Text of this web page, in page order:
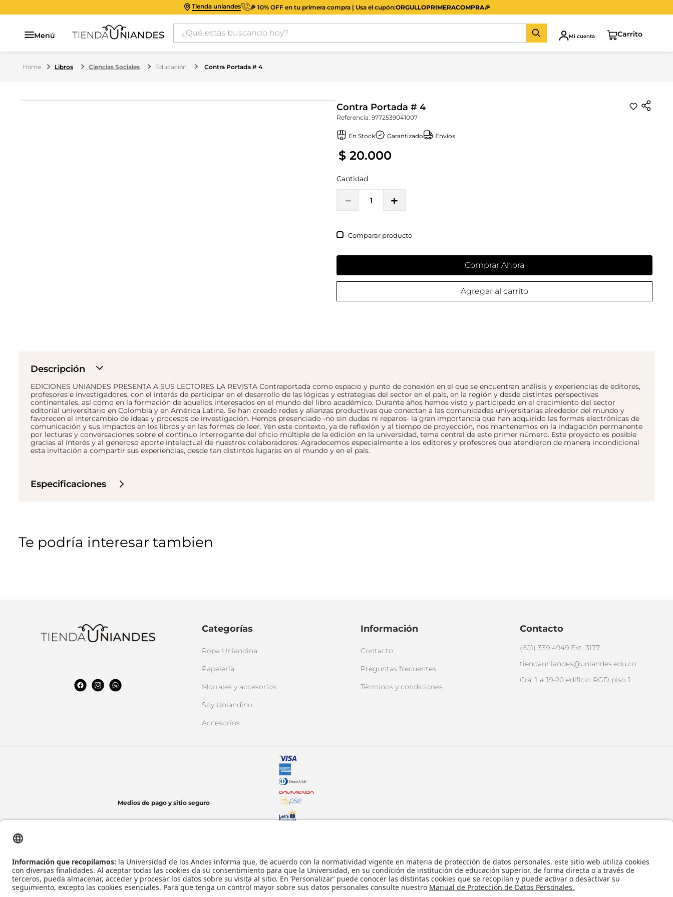
Tienda uniandes 🎉 10% OFF en tu primera compra | Usa el cupón:ORGULLOPRIMERACOMPRA🎉
Menú
¿Qué estás buscando hoy?
Mi cuenta
Libros Ciencias Sociales Educación Contra Portada # 4
Contra Portada # 4
Referencia: 9772539041007
En Stock Garantizado Envíos
$ 20.000
Cantidad
＋
－
Comparar
Comprar Ahora
Agregar al carrito
Descripción
EDICIONES UNIANDES PRESENTA A SUS LECTORES LA REVISTA Contraportada como espacio y punto de conexión en el que se encuentran análisis y experiencias de editores,
profesores e investigadores, con el interés de participar en el desarrollo de las lógicas y estrategias del sector en el país, en la región y desde distintas perspectivas
continentales, así como en la formación de aquellos interesados en el mundo del libro académico. Durante años hemos visto y participado en el crecimiento del sector
editorial universitario en Colombia y en América Latina. Se han creado redes y alianzas productivas que conectan a las comunidades universitarias alrededor del mundo y
favorecen el intercambio de ideas y procesos de investigación. Hemos presenciado -no sin dudas ni reparos- la gran importancia que han adquirido las formas electrónicas de
comunicación y sus impactos en los libros y en las formas de leer. Yen este contexto, ya de reflexión y al tiempo de proyección, nos mantenemos en la indagación permanente
por lecturas y conversaciones sobre el continuo interrogante del oficio múltiple de la edición en la universidad, tema central de este primer número. Este proyecto es posible
gracias al interés y al generoso aporte intelectual de nuestros colaboradores. Agradecemos especialmente a los editores y profesores que atendieron de manera incondicional
esta invitación a compartir sus experiencias, desde tan distintos lugares en el mundo y en el país.
Especificaciones
Te podría interesar tambien
Categorías
Ropa Uniandina
Papelería
Morrales y accesorios
Soy Uniandino
Accesorios
Información
Contacto
Preguntas frecuentes
Términos y condiciones
Contacto
(601) 339 4949 Ext. 3177
tiendauniandes@uniandes.edu.co
Cra. 1 # 19-20 edificio RGD piso 1
Medios de pago y sitio seguro
Universidad de los Andes | Vigilada Mineducación
Reconocimiento como Universidad: Decreto 1297 del 30 de mayo de 1964.
Reconocimiento personería jurídica: Resolución 28 del 23 de febrero de 1949 Minjusticia.
© - Derechos Reservados: La presente obra, y en general todos sus contenidos, se encuentran protegidos por las normas
internacionales y nacionales vigentes sobre propiedad Intelectual, por lo tanto su utilización parcial o total, reproducción,
comunicación pública, transformación, distribución, alquiler, préstamo público e importación, total o parcial, en todo o en